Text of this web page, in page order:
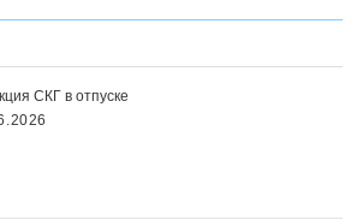
СКГ в отпуске